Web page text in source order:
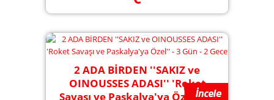
2 ADA BİRDEN ''SAKIZ ve
OINOUSSES ADASI'' 'Roket
Savaşı ve Paskalya'ya Özel'' - 3